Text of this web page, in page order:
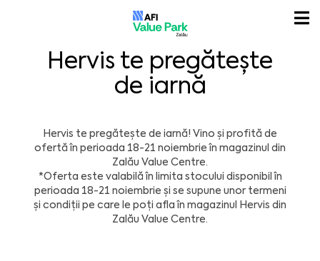
Hervis te pregătește
de iarnă
Hervis te pregătește de iarnă! Vino și profită de
ofertă în perioada 18-21 noiembrie în magazinul din
Zalău Value Centre.
*Oferta este valabilă în limita stocului disponibil în
perioada 18-21 noiembrie și se supune unor termeni
și condiții pe care le poți afla în magazinul Hervis din
Zalău Value Centre.